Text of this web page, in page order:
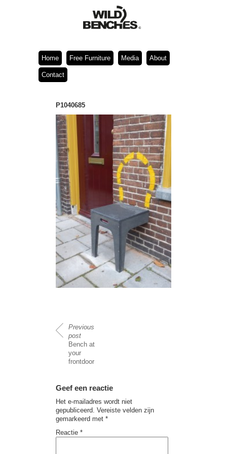
Home Free Furniture Media About
Contact
P1040685
Previous
post
Bench at
your
frontdoor
Geef een reactie
Het e-mailadres wordt niet
gepubliceerd. Vereiste velden zijn
gemarkeerd met *
Reactie *